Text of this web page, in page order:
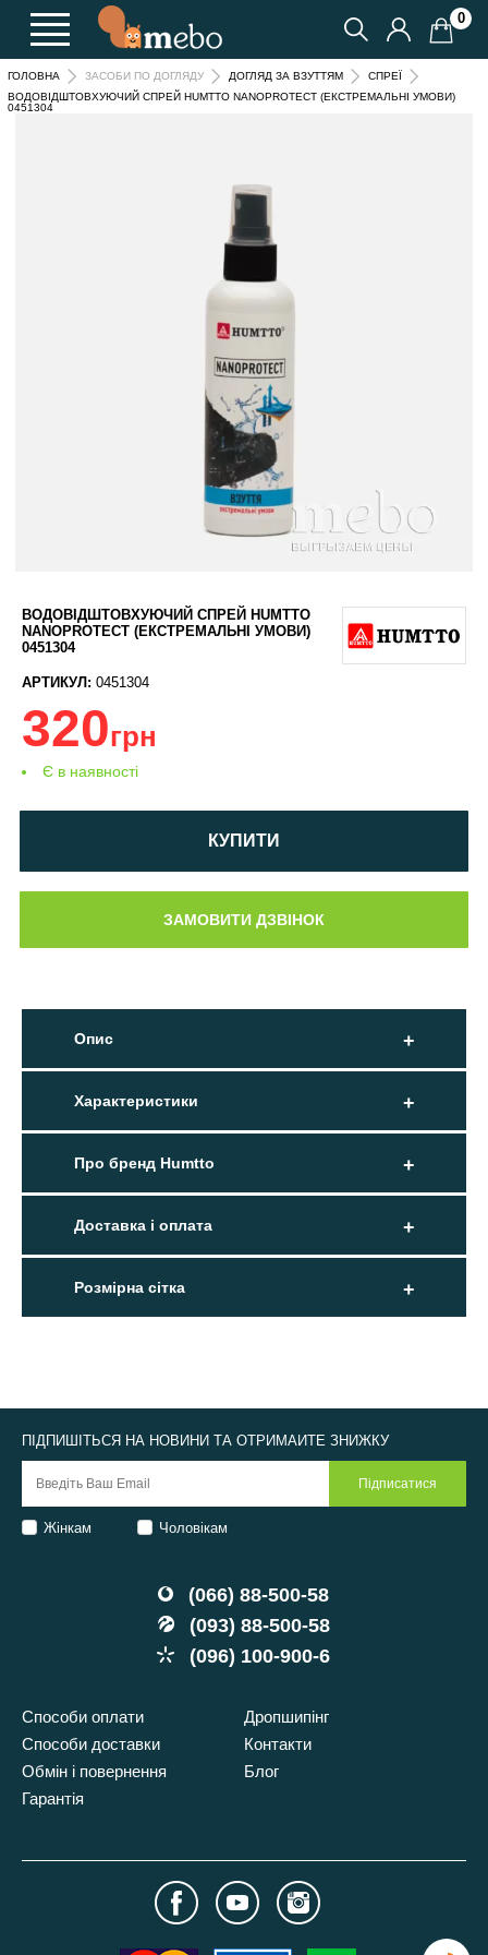
0
ГОЛОВНА ЗАСОБИ ПО ДОГЛЯДУ ДОГЛЯД ЗА ВЗУТТЯМ
СПРЕЇ
ВОДОВІДШТОВХУЮЧИЙ СПРЕЙ HUMTTO NANOPROTECT (ЕКСТРЕМАЛЬНІ УМОВИ)
0451304
ВОДОВІДШТОВХУЮЧИЙ СПРЕЙ HUMTTO
NANOPROTECT (ЕКСТРЕМАЛЬНІ УМОВИ)
0451304
АРТИКУЛ: 0451304
320грн
Є в наявності
КУПИТИ
Опис
Характеристики
Про бренд Humtto
Доставка і оплата
Розмірна сітка
(066) 88-500-58
(093) 88-500-58
(096) 100-900-6
Способи оплати
Способи доставки
Обмін і повернення
Гарантія
Дропшипінг
Контакти
Блог
ПІДПИШІТЬСЯ НА НОВИНИ ТА ОТРИМАЙТЕ ЗНИЖКУ
Жінкам Чоловікам